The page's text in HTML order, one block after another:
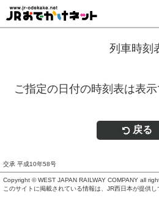
列車時刻
ご指定の日付の時刻表は表
戻る
交承 平成10年58号
Copyright © WEST JAPAN RAILWAY COMPANY all
このサイトに掲載されている情報は、JR西日本が提供し